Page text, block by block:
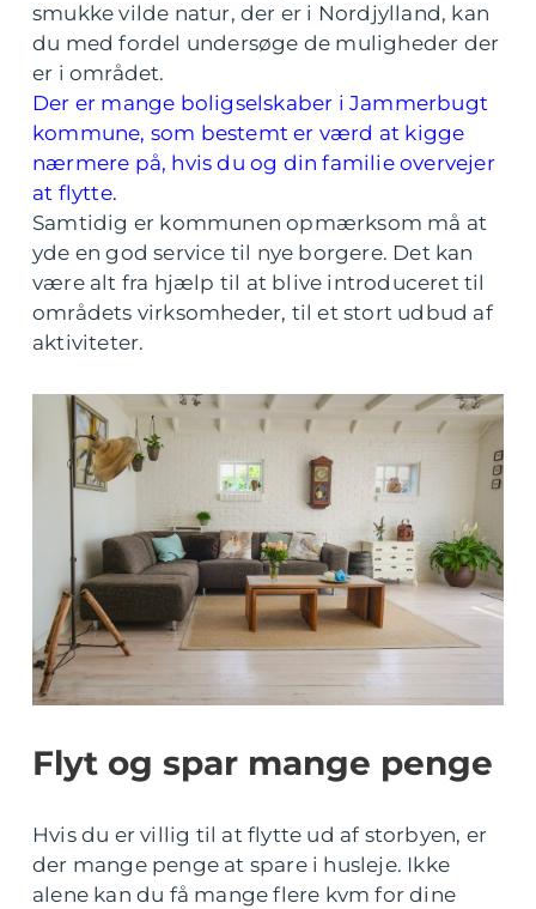
smukke vilde natur, der er i Nordjylland, kan
du med fordel undersøge de muligheder der
er i området.
Der er mange boligselskaber i Jammerbugt
kommune, som bestemt er værd at kigge
nærmere på, hvis du og din familie overvejer
at flytte.
Samtidig er kommunen opmærksom må at
yde en god service til nye borgere. Det kan
være alt fra hjælp til at blive introduceret til
områdets virksomheder, til et stort udbud af
aktiviteter.
Flyt og spar mange penge
Hvis du er villig til at flytte ud af storbyen, er
der mange penge at spare i husleje. Ikke
alene kan du få mange flere kvm for dine